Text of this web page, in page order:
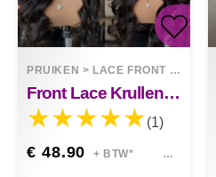
PRUIKEN > LACE FRONT WIGS
Front Lace Krullend Haar Chemische Vezel Brynn
(1)
€ 48.90 + BTW*